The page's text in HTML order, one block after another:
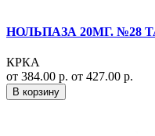
НОЛЬПАЗА 20МГ. №28
КРКА
от 384.00 р. от 427.00 р.
В корзину